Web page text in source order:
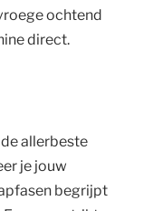
ochtend
direct.
allerbeste
je jouw
begrijpt